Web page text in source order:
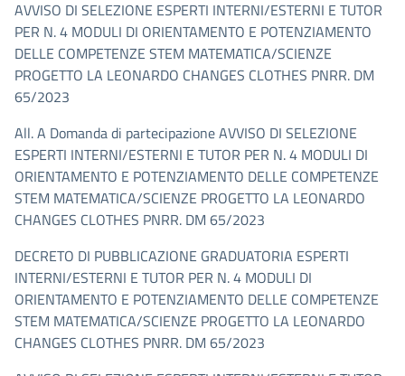
AVVISO DI SELEZIONE ESPERTI INTERNI/ESTERNI E TUTOR
PER N. 4 MODULI DI ORIENTAMENTO E POTENZIAMENTO
DELLE COMPETENZE STEM MATEMATICA/SCIENZE
PROGETTO LA LEONARDO CHANGES CLOTHES PNRR. DM
65/2023
All. A Domanda di partecipazione AVVISO DI SELEZIONE
ESPERTI INTERNI/ESTERNI E TUTOR PER N. 4 MODULI DI
ORIENTAMENTO E POTENZIAMENTO DELLE COMPETENZE
STEM MATEMATICA/SCIENZE PROGETTO LA LEONARDO
CHANGES CLOTHES PNRR. DM 65/2023
DECRETO DI PUBBLICAZIONE GRADUATORIA ESPERTI
INTERNI/ESTERNI E TUTOR PER N. 4 MODULI DI
ORIENTAMENTO E POTENZIAMENTO DELLE COMPETENZE
STEM MATEMATICA/SCIENZE PROGETTO LA LEONARDO
CHANGES CLOTHES PNRR. DM 65/2023